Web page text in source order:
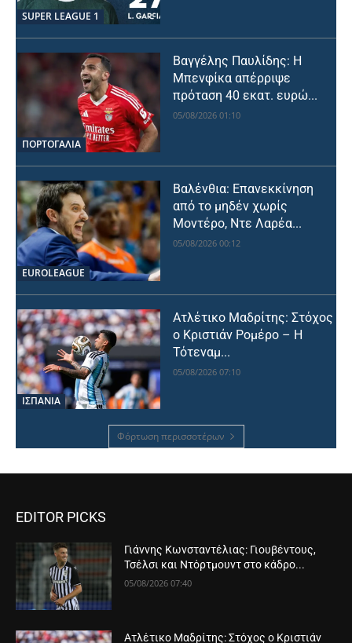
SUPER LEAGUE 1
ΠΟΡΤΟΓΑΛΙΑ
Βαγγέλης Παυλίδης: Η
Μπενφίκα απέρριψε
πρόταση 40 εκατ. ευρώ...
05/08/2026 01:10
EUROLEAGUE
Βαλένθια: Επανεκκίνηση
από το μηδέν χωρίς
Μοντέρο, Ντε Λαρέα...
05/08/2026 00:12
ΙΣΠΑΝΙΑ
Ατλέτικο Μαδρίτης: Στόχος
ο Κριστιάν Ρομέρο – Η
Τότεναμ...
05/08/2026 07:10
Φόρτωση περισσοτέρων
EDITOR PICKS
Γιάννης Κωνσταντέλιας: Γιουβέντους,
Τσέλσι και Ντόρτμουντ στο κάδρο...
05/08/2026 07:40
Ατλέτικο Μαδρίτης: Στόχος ο Κριστιάν